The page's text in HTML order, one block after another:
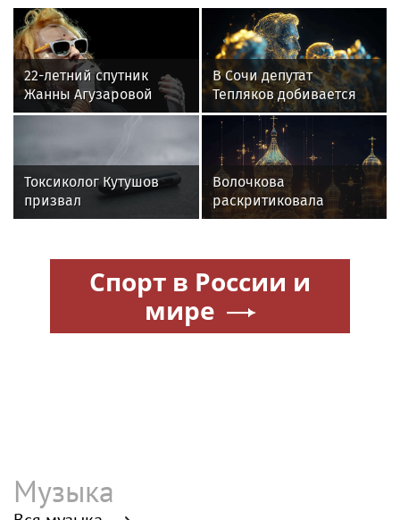
22-летний спутник
Жанны Агузаровой
опроверг роман с
В Сочи депутат
Тепляков добивается
изменений в Генплан
для нового детсада
Токсиколог Кутушов
призвал
законодательно
вейпов
Волочкова
раскритиковала
концерт Билана в
организацию
Спорт в России и
мире
Музыка